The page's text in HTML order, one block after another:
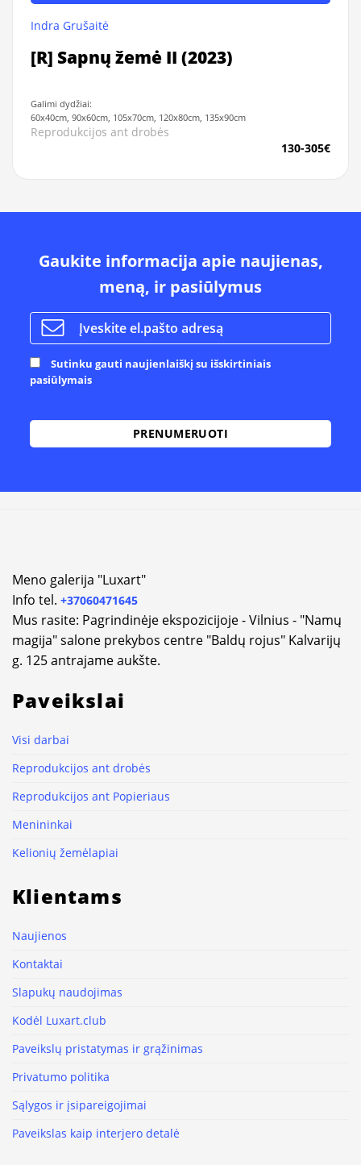
Indra Grušaitė
[R] Sapnų žemė II (2023)
Galimi dydžiai:
60x40cm, 90x60cm, 105x70cm, 120x80cm, 135x90cm
Reprodukcijos ant drobės
130-305€
Gaukite informacija apie naujienas,
meną, ir pasiūlymus
Sutinku gauti naujienlaiškį su išskirtiniais
pasiūlymais
Meno galerija "Luxart"
Info tel. +37060471645
Mus rasite: Pagrindinėje ekspozicijoje - Vilnius - "Namų
magija" salone prekybos centre "Baldų rojus" Kalvarijų
g. 125 antrajame aukšte.
Paveikslai
Visi darbai
Reprodukcijos ant drobės
Reprodukcijos ant Popieriaus
Menininkai
Kelionių žemėlapiai
Klientams
Naujienos
Kontaktai
Slapukų naudojimas
Kodėl Luxart.club
Paveikslų pristatymas ir grąžinimas
Privatumo politika
Sąlygos ir įsipareigojimai
Paveikslas kaip interjero detalė